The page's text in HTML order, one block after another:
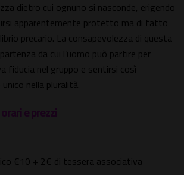
dietro cui ognuno si nasconde, erigendo
apparentemente protetto ma di fatto
precario. La consapevolezza di questa
da cui l’uomo può partire per
fiducia nel gruppo e sentirsi così
nella pluralità.
e prezzi
€10 + 2€ di tessera associativa